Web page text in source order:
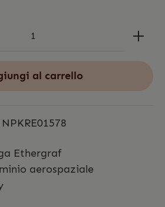
al carrello
NPKRE01578
Ethergraf
aerospaziale